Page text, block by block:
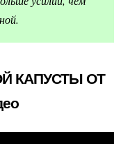
КАПУСТЫ ОТ